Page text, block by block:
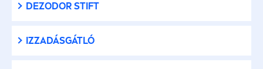
DEZODOR STIFT
IZZADÁSGÁTLÓ